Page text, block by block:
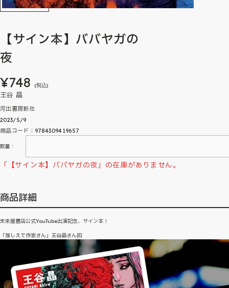
【サイン本】ババヤガの
夜
¥748 (税込)
王谷 晶
河出書房新社
2023/5/9
商品コード：9784309419657
数量：
「【サイン本】ババヤガの夜」の在庫がありません。
商品詳細
未来屋書店公式YouTube出演記念、サイン本！
「推しえて作家さん」王谷晶さん回